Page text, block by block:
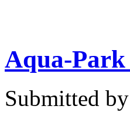
Aqua-
Submitted